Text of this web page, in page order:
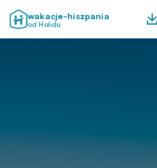
wakacje-hiszpania
od Holidu